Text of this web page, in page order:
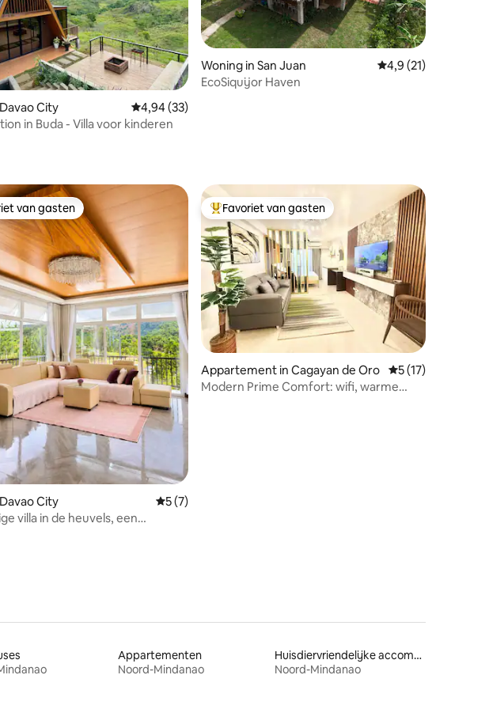
van 5 uit 5, 8 recensies
City Gemiddelde beoordeling van 4,94 uit 5, 33 recensies
4,94 (33)
in Buda - Villa voor kinderen
Woning in San Juan Gemiddelde
4,9 (21)
EcoSiquijor Haven
van 5 uit 5, 12 recensies
van gasten
van gasten
City Gemiddelde beoordeling van 5 uit 5, 7 recensies
5 (7)
villa in de heuvels, een
Topfavoriet van gasten
Favoriet van gasten
Appartement in Cagayan de Oro Gemiddelde
5 (17)
Modern Prime Comfort: wifi, warme
Appartementen
Noord-Mindanao
Huisdiervriendelijke accommodaties
Noord-Mindanao